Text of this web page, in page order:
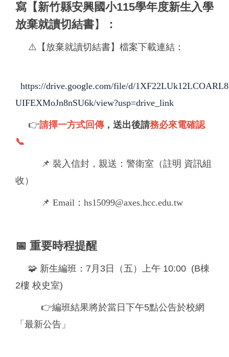
寫【新竹縣安興國小115學年度新生入學
放棄就讀切結書】 ：
⚠️【放棄就讀切結書】檔案下載連結：
https://drive.google.com/file/d/
UIFEXMoJn8nSU6k/view?usp=drive_link
👉請擇一方式回傳，送出後請務必來電確認
📞
📌 裝入信封，親送：警衛室（註明 資訊組
收）
📌 Email：hs15099@axes.hcc.edu.tw
📅 重要時程提醒
🧩 新生編班：7月3日（五）上午 10:00 (B棟
2樓 校史室)
👉編班結果將於當日下午5點公告於校網
「最新公告」